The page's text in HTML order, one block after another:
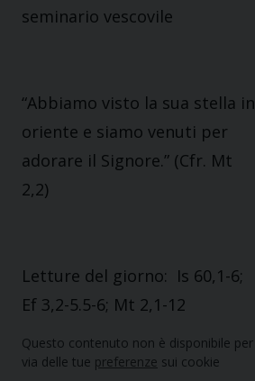
seminario vescovile
“Abbiamo visto la sua stella in
oriente e siamo venuti per
adorare il Signore.” (Cfr. Mt
2,2)
Letture del giorno: Is 60,1-6;
Ef 3,2-5.5-6; Mt 2,1-12
Questo contenuto non è disponibile per
via delle tue preferenze sui cookie